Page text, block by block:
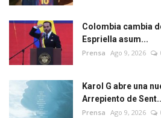
Colombia cambia
Espriella asum...
Prensa Ago 9, 2026
Karol G abre una
Arrepiento de
Prensa Ago 9, 2026